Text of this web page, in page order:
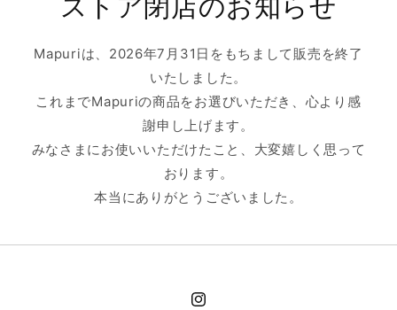
Mapuriは、2026年7月31日をもちまして販売を終了
いたしました。
これまでMapuriの商品をお選びいただき、心より感
謝申し上げます。
みなさまにお使いいただけたこと、大変嬉しく思って
おります。
本当にありがとうございました。